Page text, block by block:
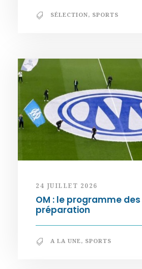
SÉLECTION, SPORTS
24 JUILLET 2026
OM : le programme
préparation
A LA UNE, SPORTS